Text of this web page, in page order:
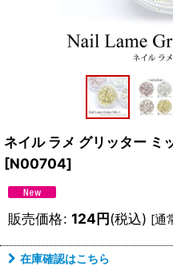
ネイル ラメ グリッター ミ
[N00704]
販売価格: 124円(税込) [通
在庫確認はこちら